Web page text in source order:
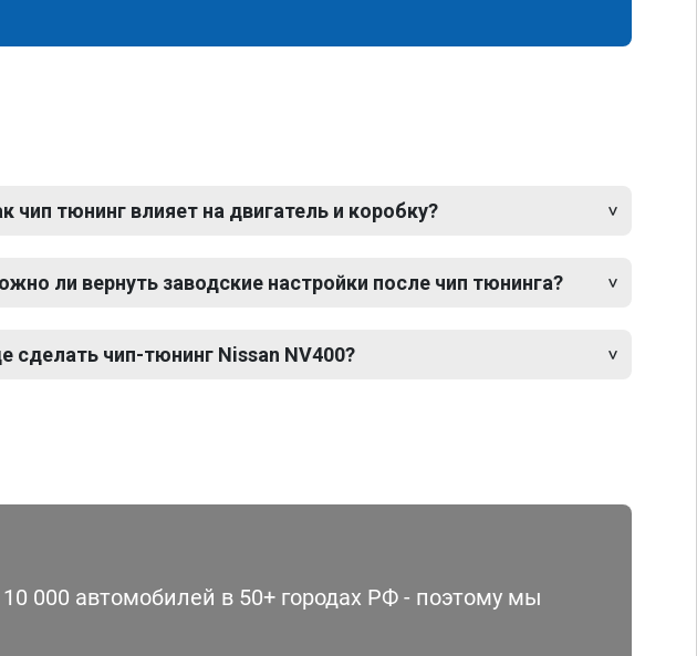
чип тюнинг влияет на двигатель и коробку?
ли вернуть заводские настройки после чип тюнинга?
сделать чип-тюнинг Nissan NV400?
000 автомобилей в 50+ городах РФ - поэтому мы